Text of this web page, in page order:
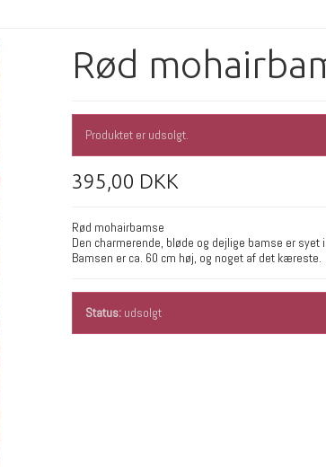
Rød
Produktet er udsolgt.
395,00 DKK
Rød mohairbamse
Den charmerende, bløde og dejlige bamse er syet
Bamsen er ca. 60 cm høj, og noget af det kæreste.
Status: udsolgt